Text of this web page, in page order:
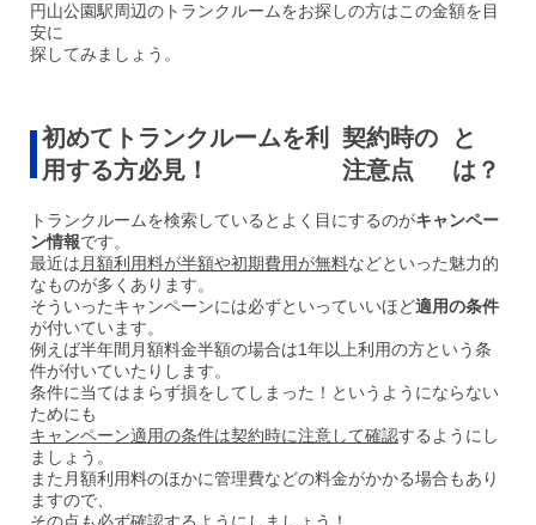
円山公園駅周辺のトランクルームをお探しの方はこの金額を目
安に
探してみましょう。
初めてトランクルームを利
用する方必見！
契約時の
注意点
と
は？
トランクルームを検索しているとよく目にするのがキャンペー
ン情報です。
最近は 月額利用料が半額や初期費用が無料などといった魅力的
なものが多くあります。
そういったキャンペーンには必ずといっていいほど適用の条件
が付いています。
例えば半年間月額料金半額の場合は1年以上利用の方という条
件が付いていたりします。
条件に当てはまらず損をしてしまった！というようにならない
ためにも
キャンペーン適用の条件は契約時に注意して確認するようにし
ましょう。
また月額利用料のほかに管理費などの料金がかかる場合もあり
ますので、